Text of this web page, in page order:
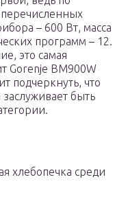
– 600 Вт, масса
программ – 12.
это самая
Gorenje BM900W
подчеркнуть, что
быть
хлебопечка среди